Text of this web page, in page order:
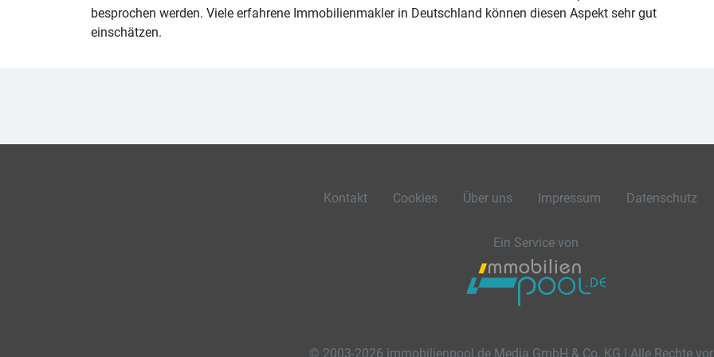
besprochen werden. Viele erfahrene Immobilienmakler in Deutschland können diesen Aspekt sehr gut
einschätzen.
Kontakt Cookies Über uns Impressum Datenschutz
Ein Service von
© 2003-2026 immobilienpool.de Media GmbH & Co. KG | Alle Rechte